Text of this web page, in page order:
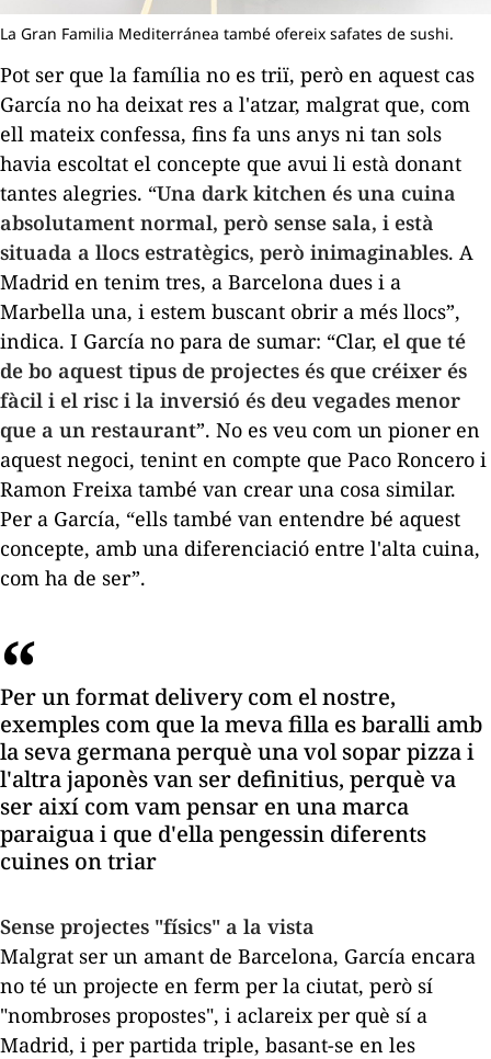
La Gran Familia Mediterránea també ofereix safates de sushi.
Pot ser que la família no es triï, però en aquest cas
García no ha deixat res a l'atzar, malgrat que, com
ell mateix confessa, fins fa uns anys ni tan sols
havia escoltat el concepte que avui li està donant
tantes alegries. “Una dark kitchen és una cuina
absolutament normal, però sense sala, i està
situada a llocs estratègics, però inimaginables. A
Madrid en tenim tres, a Barcelona dues i a
Marbella una, i estem buscant obrir a més llocs”,
indica. I García no para de sumar: “Clar, el que té
de bo aquest tipus de projectes és que créixer és
fàcil i el risc i la inversió és deu vegades menor
que a un restaurant”. No es veu com un pioner en
aquest negoci, tenint en compte que Paco Roncero i
Ramon Freixa també van crear una cosa similar.
Per a García, “ells també van entendre bé aquest
concepte, amb una diferenciació entre l'alta cuina,
com ha de ser”.
Per un format deliverycom el nostre,
exemples com que la meva filla es baralli amb
la seva germana perquè una vol sopar pizza i
l'altra japonès van ser definitius, perquè va
ser així com vam pensar en una marca
paraigua i que d'ella pengessin diferents
cuines on triar
Sense projectes "físics" a la vista
Malgrat ser un amant de Barcelona, García encara
no té un projecte en ferm per la ciutat, però sí
"nombroses propostes", i aclareix per què sí a
Madrid, i per partida triple, basant-se en les